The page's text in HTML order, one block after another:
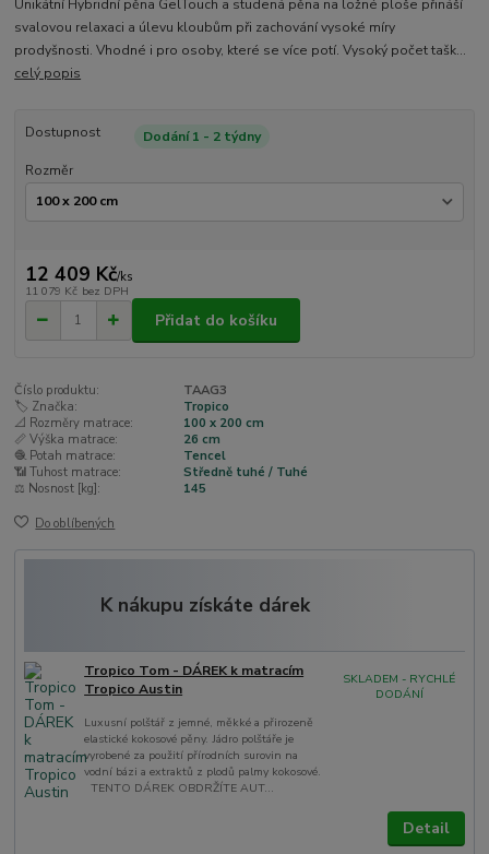
Unikátní Hybridní pěna GelTouch a studená pěna na ložné ploše přináší
svalovou relaxaci a úlevu kloubům při zachování vysoké míry
prodyšnosti. Vhodné i pro osoby, které se více potí. Vysoký počet tašk...
celý popis
Dostupnost
Dodání 1 - 2 týdny
Rozměr
12 409 Kč/ks
11 079 Kč bez DPH
Přidat do košíku
Číslo produktu:
TAAG3
🏷️ Značka:
Tropico
📐 Rozměry matrace:
100 x 200 cm
📏 Výška matrace:
26 cm
🧶 Potah matrace:
Tencel
📶 Tuhost matrace:
Středně tuhé / Tuhé
⚖️ Nosnost [kg]:
145
Do oblíbených
K nákupu získáte dárek
Tropico Tom - DÁREK k matracím
Tropico Austin
Luxusní polštář z jemné, měkké a přirozeně
elastické kokosové pěny. Jádro polštáře je
vyrobené za použití přírodních surovin na
vodní bázi a extraktů z plodů palmy kokosové.
TENTO DÁREK OBDRŽÍTE AUT...
SKLADEM - RYCHLÉ
DODÁNÍ
Detail